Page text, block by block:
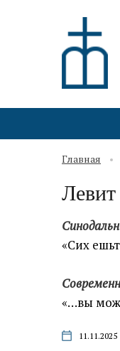
Главная
Левит
«Сих
«…вы
11.11.2025